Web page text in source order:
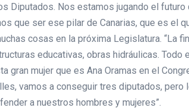
Diputados. Nos estamos jugando el futuro
que ser ese pilar de Canarias, que es el
cosas en la próxima Legislatura. “La
educativas, obras hidráulicas. Todo
gran mujer que es Ana Oramas en el
vamos a conseguir tres diputados, pero
a nuestros hombres y mujeres”.